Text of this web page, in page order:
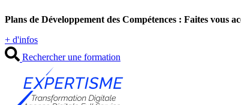
au
Plans de Développement des Compétences : Faites vous
+ d'infos
Rechercher une formation